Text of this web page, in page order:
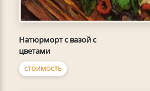
Натюрморт с вазой с
цветами
СТОИМОСТЬ